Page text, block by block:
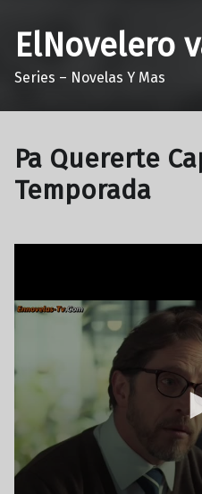
ElNovelero
Series – Novelas Y Mas
Pa Quererte
Temporada